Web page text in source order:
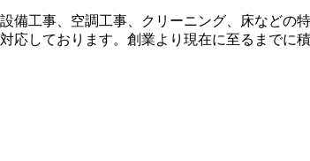
工事、空調工事、クリーニング、床などの
しております。創業より現在に至るまでに